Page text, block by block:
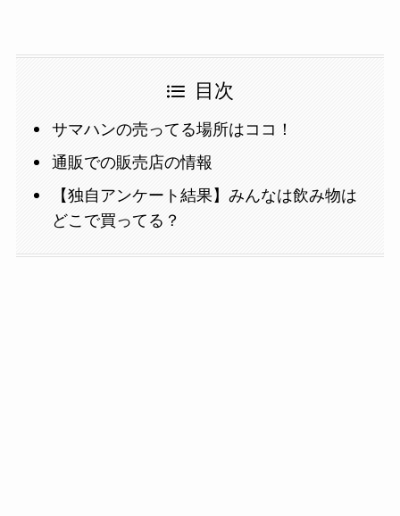
目次
サマハンの売ってる場所はココ！
通販での販売店の情報
【独自アンケート結果】みんなは飲み物は
どこで買ってる？